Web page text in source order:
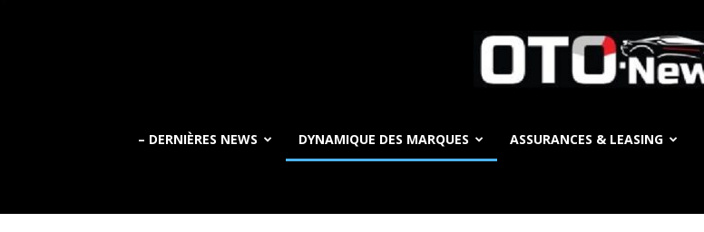
OTO
– DERNIÈRES NEWS DYNAMIQUE DES MARQUES ASSURANCES & LEASING